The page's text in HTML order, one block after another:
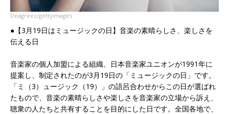
Deagreez/gettyimages
●【3月19日はミュージックの日】音楽の素晴らしさ、楽しさを
伝える日
音楽家の個人加盟による組織、日本音楽家ユニオンが1991年に
提案し、制定されたのが3月19日の「ミュージックの日」です。
「ミ（3）ュージック（19）」の語呂合わせからこの日が選ばれ
たもので、音楽の素晴らしさや楽しさを音楽家の立場から訴え、
聴衆の人たちと共有することを目的にした日です。全国各地で、